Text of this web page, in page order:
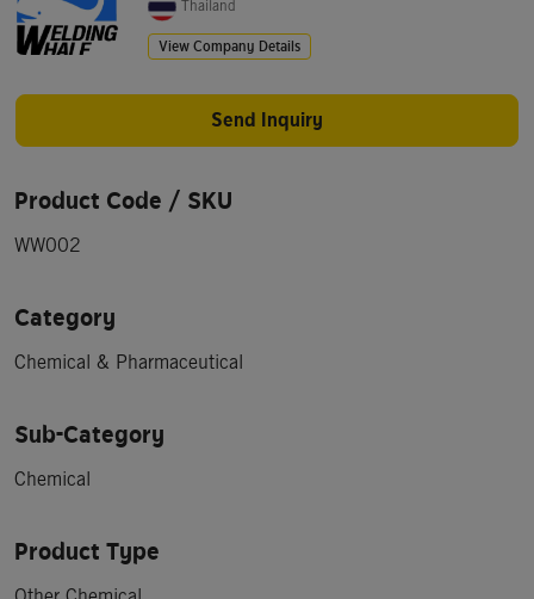
Thailand
View Company Details
Send Inquiry
Product Code / SKU
WW002
Category
Chemical & Pharmaceutical
Sub-Category
Chemical
Product Type